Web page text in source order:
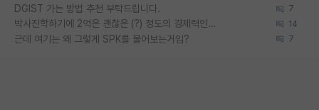
DGIST 가는 방법 추천 부탁드립니다. 7
박사진학하기에 2억은 괜찮은 (?) 정도의 경제력인가요 14
근데 여기는 왜 그렇게 SPK를 물어보는거임? 7